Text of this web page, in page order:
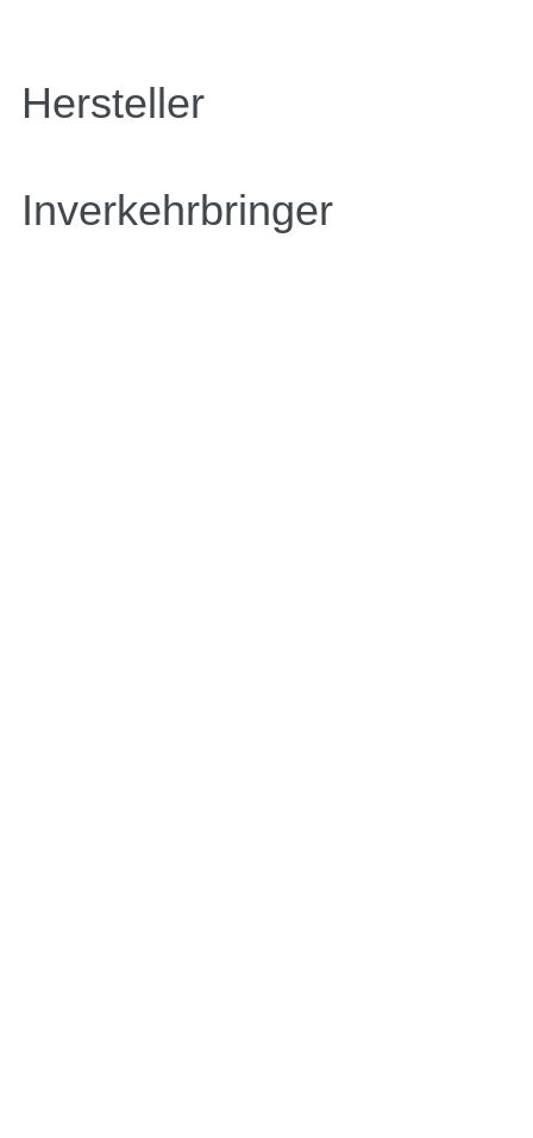
Hersteller
Inverkehrbringer